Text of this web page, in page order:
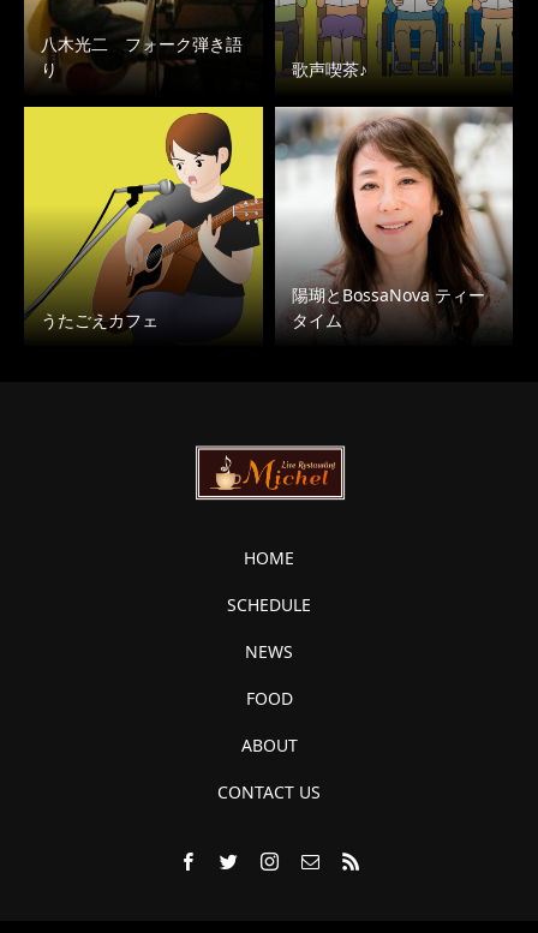
八木光二 フォーク弾き語
り
歌声喫茶♪
うたごえカフェ
陽瑚とBossaNova ティー
タイム
HOME
SCHEDULE
NEWS
FOOD
ABOUT
CONTACT US